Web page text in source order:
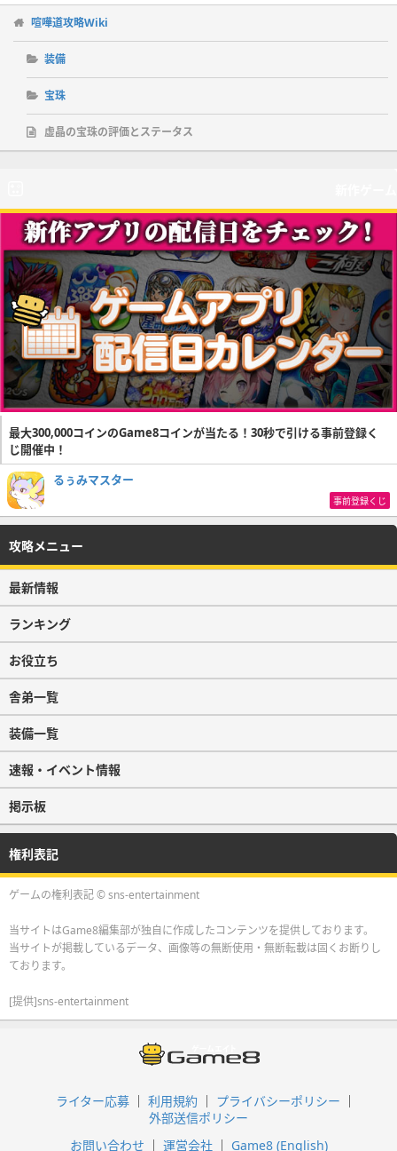
喧嘩道攻略Wiki
装備
宝珠
虚晶の宝珠の評価とステータス
最大300,000コインのGame8コインが当たる！30秒で引ける事前登録く
じ開催中！
るぅみマスター
事前登録くじ
攻略メニュー
最新情報
ランキング
お役立ち
舎弟一覧
装備一覧
速報・イベント情報
掲示板
権利表記
ゲームの権利表記 © sns-entertainment
当サイトはGame8編集部が独自に作成したコンテンツを提供しております。
当サイトが掲載しているデータ、画像等の無断使用・無断転載は固くお断りし
ております。
[提供]sns-entertainment
ライター応募 利用規約
プライバシーポリシー
外部送信ポリシー
お問い合わせ
運営会社 Game8 (English)